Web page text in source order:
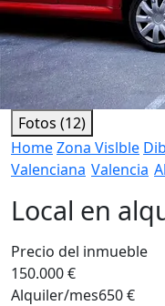
Fotos (12)
HomeZona Vislble
Valenciana Valencia
Local en
Precio del inmueble
150.000 €
Alquiler/mes650 €